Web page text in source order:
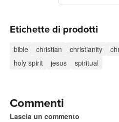
Etichette di prodotti
bible christian christianity
holy spirit
jesus spiritual
Commenti
Lascia un commento